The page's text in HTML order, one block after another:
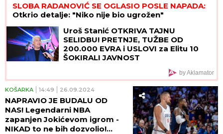
SLOBA RADANOVIĆ SE OGLASIO POSLE NAPADA:
Otkrio detalje: "Niko nije bio ugrožen"
Uroš Stanić OTKRIVA TAJNU
SELIDBU! PRETNJE, TUŽBE OD
200.000 EVRA i USLOVI za Elitu 10
ŠOKIRALI JAVNOST
by Aklamator
KOŠARKA 14:49 26.09.2024
NAPRAVIO JE BUDALU OD
NAS! Legendarni NBA
zapanjen Jokićevom igrom -
NIKAD to ne bih dozvolio!